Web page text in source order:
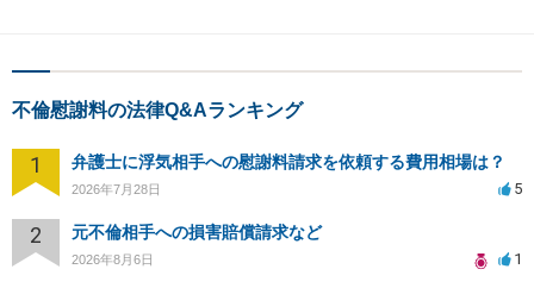
不倫慰謝料の法律Q&Aランキング
1 弁護士に浮気相手への慰謝料請求を依頼する費用相場は？
2026年7月28日 5
2 元不倫相手への損害賠償請求など
2026年8月6日 1